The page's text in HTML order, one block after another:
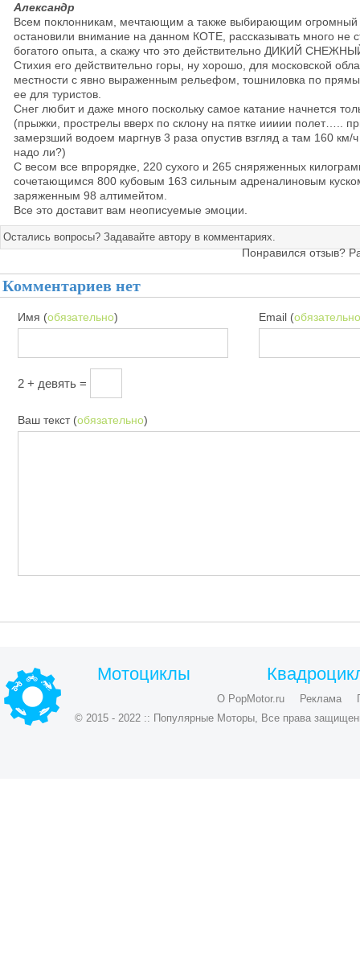
Александр
Всем поклонникам, мечтающим а также выбирающим огромный
остановили внимание на данном КОТЕ, рассказывать много не
богатого опыта, а скажу что это действительно ДИКИЙ
Стихия его действительно горы, ну хорошо, для московской
местности с явно выраженным рельефом, тошниловка по
ее для туристов.
Снег любит и даже много поскольку самое катание начнется
(прыжки, прострелы вверх по склону на пятке иииии полет…..
замерзший водоем маргнув 3 раза опустив взгляд а там 160 км/
надо ли?)
С весом все впрорядке, 220 сухого и 265 сняряженных
сочетающимся 800 кубовым 163 сильным адреналиновым
заряженным 98 алтимейтом.
Все это доставит вам неописуемые эмоции.
Остались вопросы? Задавайте автору в комментариях.
Понравился отзыв?
Комментариев нет
Имя (обязательно) Email (обязательно
2 + девять =
Ваш текст (обязательно)
Мотоциклы
О PopMotor.ru Реклама
© 2015 - 2022 :: Популярные Моторы, Все права